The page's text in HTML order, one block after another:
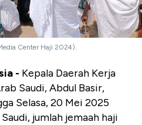
Center Haji 2024).
- Kepala Daerah Kerja
Saudi, Abdul Basir,
Selasa, 20 Mei 2025
jumlah jemaah haji